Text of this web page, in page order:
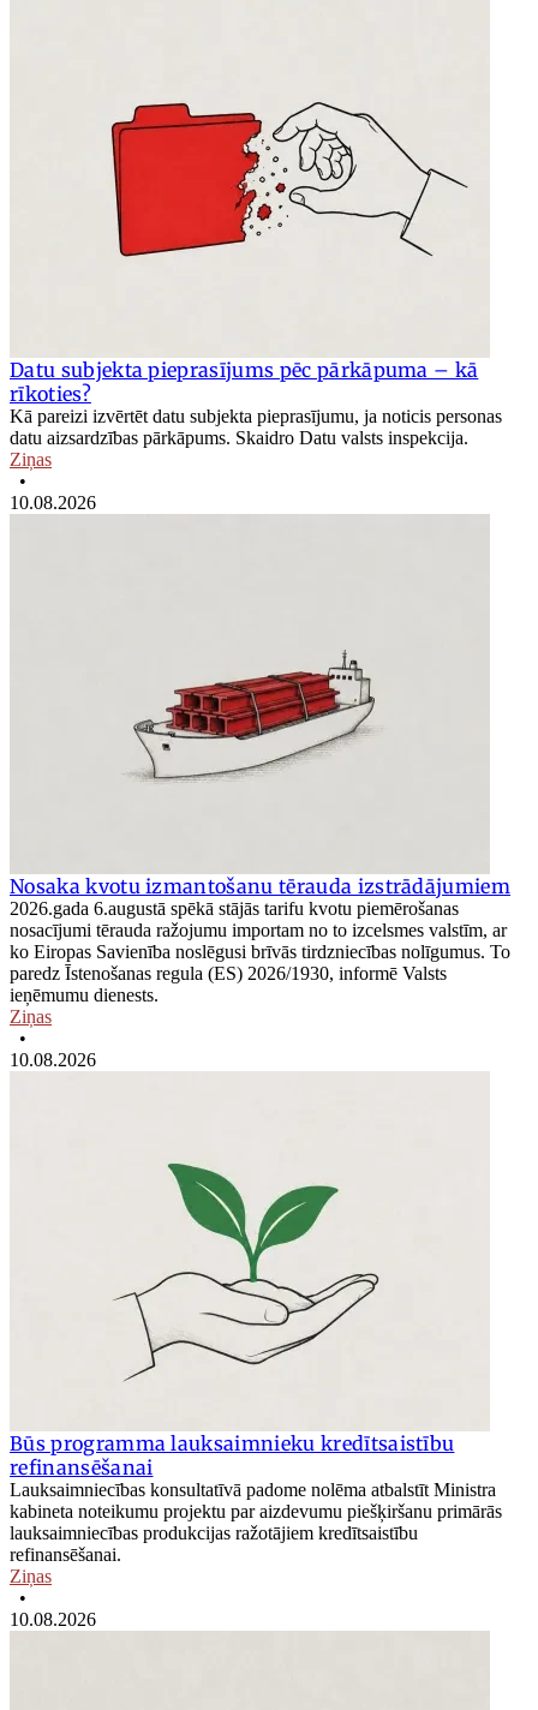
Datu subjekta pieprasījums pēc pārkāpuma – kā
rīkoties?
Kā pareizi izvērtēt datu subjekta pieprasījumu, ja noticis personas
datu aizsardzības pārkāpums. Skaidro Datu valsts inspekcija.
Ziņas
•
10.08.2026
Nosaka kvotu izmantošanu tērauda izstrādājumiem
2026.gada 6.augustā spēkā stājās tarifu kvotu piemērošanas
nosacījumi tērauda ražojumu importam no to izcelsmes valstīm, ar
ko Eiropas Savienība noslēgusi brīvās tirdzniecības nolīgumus. To
paredz Īstenošanas regula (ES) 2026/1930, informē Valsts
ieņēmumu dienests.
Ziņas
•
10.08.2026
Būs programma lauksaimnieku kredītsaistību
refinansēšanai
Lauksaimniecības konsultatīvā padome nolēma atbalstīt Ministra
kabineta noteikumu projektu par aizdevumu piešķiršanu primārās
lauksaimniecības produkcijas ražotājiem kredītsaistību
refinansēšanai.
Ziņas
•
10.08.2026